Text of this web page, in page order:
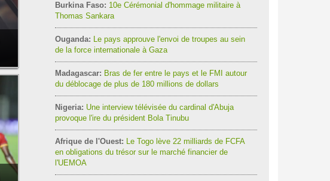
Burkina Faso: 10e Cérémonial d'hommage militaire à
Thomas Sankara
Ouganda: Le pays approuve l'envoi de troupes au sein
de la force internationale à Gaza
Madagascar: Bras de fer entre le pays et le FMI autour
du déblocage de plus de 180 millions de dollars
Nigeria: Une interview télévisée du cardinal d'Abuja
provoque l'ire du président Bola Tinubu
Afrique de l'Ouest: Le Togo lève 22 milliards de FCFA
en obligations du trésor sur le marché financier de
l'UEMOA